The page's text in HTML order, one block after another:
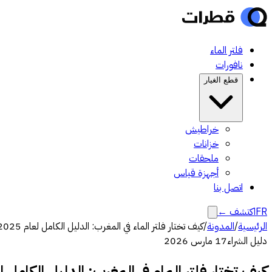
فلتر الماء
نافورات
قطع الغيار
خراطيش
خزانات
ملحقات
أجهزة قياس
اتصل بنا
FRاكتشف←
الرئيسية/المدونة/كيف تختار فلتر الماء في المغرب: الدليل الكامل لعام 2025
دليل الشراء17 مارس 2026